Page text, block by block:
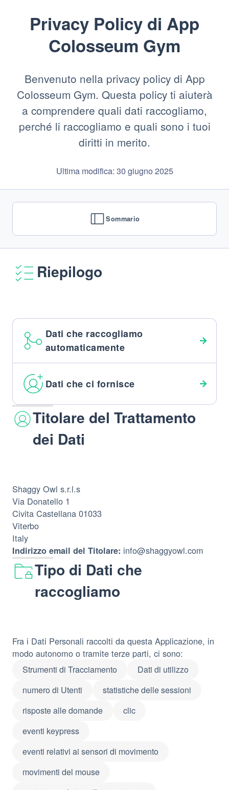
Privacy Policy di App
Colosseum Gym
Benvenuto nella privacy policy di App
Colosseum Gym. Questa policy ti aiuterà
a comprendere quali dati raccogliamo,
perché li raccogliamo e quali sono i tuoi
diritti in merito.
Ultima modifica: 30 giugno 2025
Sommario
Riepilogo
Dati che raccogliamo
automaticamente
Dati che ci fornisce
Titolare del Trattamento
dei Dati
Shaggy Owl s.r.l.s
Via Donatello 1
Civita Castellana 01033
Viterbo
Italy
Indirizzo email del Titolare: info@shaggyowl.com
Tipo di Dati che
raccogliamo
Fra i Dati Personali raccolti da questa Applicazione, in
modo autonomo o tramite terze parti, ci sono:
Strumenti di Tracciamento
Dati di utilizzo
numero di Utenti
statistiche delle sessioni
risposte alle domande
clic
eventi keypress
eventi relativi ai sensori di movimento
movimenti del mouse